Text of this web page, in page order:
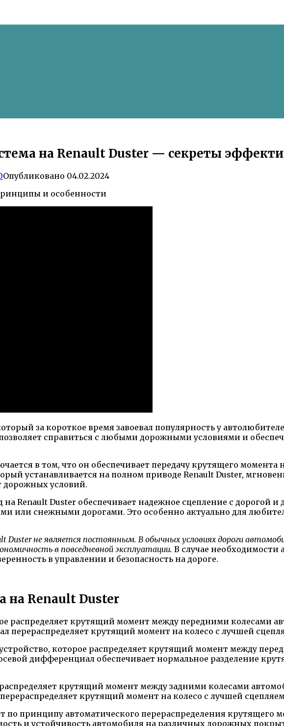
на Renault Duster — секреты
Опубликовано 04.02.2024
за короткое время завоевал популярность у
справиться с любыми дорожными условиями и
в том, что он обеспечивает передачу крутящего момента
устанавливается на полном приводе Renault Duster,
дорожных условий.
Renault Duster обеспечивает надежное сцепление с дорогой
или снежными дорогами. Это особенно актуально для
не является постоянным. В обычных условиях дороги
в повседневной эксплуатации. В случае необходимости
в управлении и безопасность на дороге.
на Renault Duster
распределяет крутящий момент между передними колесами
перераспределяет крутящий момент на колесо с лучшей
которое распределяет крутящий момент между
дифференциал обеспечивает нормальное разделение
крутящий момент между задними колесами
крутящий момент на колесо с лучшей
принципу автоматического перераспределения крутящего
и устойчивость автомобиля на различных дорожных